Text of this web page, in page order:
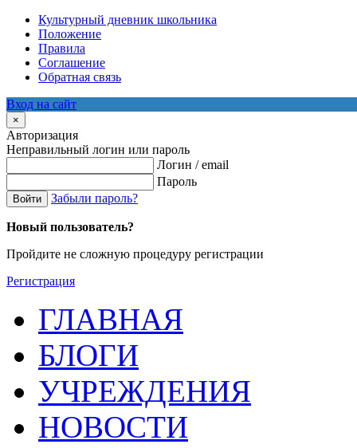
Культурный дневник школьника
Положение
Правила
Соглашение
Обратная связь
Вход на сайт
×
Авторизация
Неправильный логин или пароль
Логин / email
Пароль
Войти Забыли пароль?
Новый пользователь?
Пройдите не сложную процедуру регистрации
Регистрация
ГЛАВНАЯ
БЛОГИ
УЧРЕЖДЕНИЯ
НОВОСТИ